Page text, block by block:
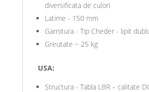
diversificata de culori
Latime - 150 mm
Garnitura - Tip Cheder - lipit
Greutate ~ 25 kg
USA:
Structura - Tabla LBR – calitate